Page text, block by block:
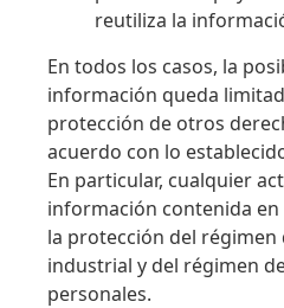
reutiliza la
En todos los casos, la
información queda
protección de otros
acuerdo con lo
En particular, cualquier
información contenida
la protección del
industrial y del régimen
personales.